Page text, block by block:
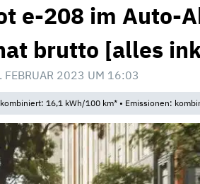
e-208 im Auto-
brutto [alles
FEBRUAR 2023 UM 16:03
16,1 kWh/100 km* • Emissionen: